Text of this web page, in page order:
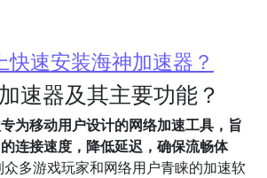
速安装海神加速器？
速器及其主要功能？
为移动用户设计的网络加速工具，旨
连接速度，降低延迟，确保流畅体
多游戏玩家和网络用户青睐的加速软